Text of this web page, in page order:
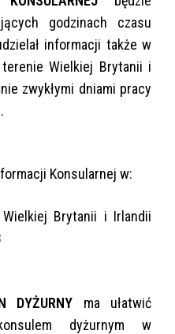
godzinach czasu
informacji także w
Wielkiej Brytanii i
zwykłymi dniami pracy
Konsularnej w:
Brytanii i Irlandii
DYŻURNY ma ułatwić
dyżurnym w